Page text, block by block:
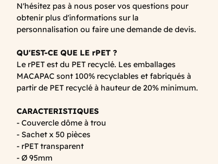
N'hésitez pas à nous poser vos questions pour
obtenir plus d'informations sur la
personnalisation ou faire une demande de devis.
QU'EST-CE QUE LE rPET ?
Le rPET est du PET recyclé. Les emballages
MACAPAC sont 100% recyclables et fabriqués à
partir de PET recyclé à hauteur de 20% minimum.
CARACTERISTIQUES
- Couvercle dôme à trou
- Sachet x 50 pièces
- rPET transparent
- Ø 95mm